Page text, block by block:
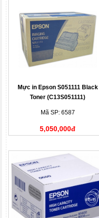
Mực in Epson S051111 Black
Toner (C13S051111)
Mã SP: 6587
5,050,000đ